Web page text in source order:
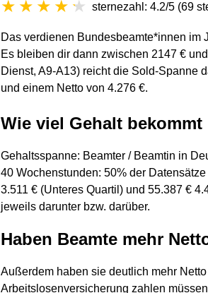
sternezahl: 4.2/5 (69
Das verdienen Bundesbeamte*innen im
Es bleiben dir dann zwischen 2147 €
Dienst, A9-A13) reicht die Sold-Spanne
und einem Netto von 4.276 €.
Wie viel Gehalt bekommt
Gehaltsspanne: Beamter / Beamtin in
40 Wochenstunden: 50% der
3.511 € (Unteres Quartil) und 55.387 €
jeweils darunter bzw. darüber.
Haben Beamte mehr
Außerdem haben sie deutlich mehr
Arbeitslosenversicherung zahlen